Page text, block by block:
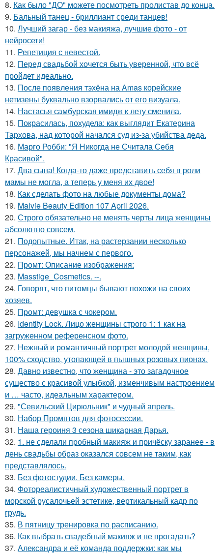
8. Как было "ДО" можете посмотреть пролистав до конца.
9. Бальный танец - бриллиант среди танцев!
10. Лучший загар - без макияжа, лучшие фото - от
нейросети!
11. Репетиция с невестой.
12. Перед свадьбой хочется быть уверенной, что всё
пройдет идеально.
13. После появления тэхёна на Amas корейские
нетизены буквально взорвались от его визуала.
14. Настасья самбурская имидж к лету сменила.
15. Покрасилась, похудела: как выглядит Екатерина
Тархова, над которой начался суд из-за убийства деда.
16. Марго Робби: "Я Никогда не Считала Себя
Красивой".
17. Два сына! Когда-то даже представить себя в роли
мамы не могла, а теперь у меня их двое!
18. Как сделать фото на любые документы дома?
19. Malvie Beauty Edition 107 April 2026.
20. Строго обязательно не менять черты лица женщины
абсолютно совсем.
21. Подопытные. Итак, на растерзании несколько
персонажей, мы начнем с первого.
22. Промт: Описание изображения:
23. Masstige_Cosmetics. --.
24. Говорят, что питомцы бывают похожи на своих
хозяев.
25. Промт: девушка с чокером.
26. Identity Lock. Лицо женщины строго 1: 1 как на
загруженном референсном фото.
27. Нежный и романтичный портрет молодой женщины,
100% сходство, утопающей в пышных розовых пионах.
28. Давно известно, что женщина - это загадочное
существо с красивой улыбкой, изменчивым настроением
и … часто, идеальным характером.
29. "Севильский Цирюльник" и чудный апрель.
30. Набор Промптов для фотосессии.
31. Наша героиня 3 сезона шикарная Дарья.
32. 1. не сделали пробный макияж и причёску заранее - в
день свадьбы образ оказался совсем не таким, как
представлялось.
33. Без фотостудии. Без камеры.
34. Фотореалистичный художественный портрет в
морской русалочьей эстетике, вертикальный кадр по
грудь.
35. В пятницу тренировка по расписанию.
36. Как выбрать свадебный макияж и не прогадать?
37. Александра и её команда поддержки: как мы